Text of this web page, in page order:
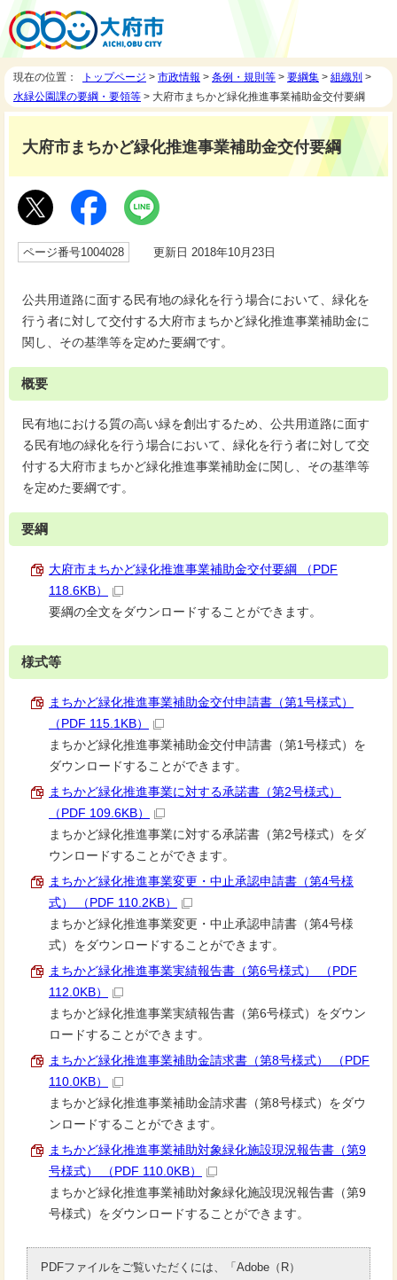
現在の位置： トップページ > 市政情報 > 条例・規則等 > 要綱集 > 組織別 >
水緑公園課の要綱・要領等 > 大府市まちかど緑化推進事業補助金交付要綱
大府市まちかど緑化推進事業補助金交付要綱
ページ番号1004028 更新日 2018年10月23日
公共用道路に面する民有地の緑化を行う場合において、緑化を
行う者に対して交付する大府市まちかど緑化推進事業補助金に
関し、その基準等を定めた要綱です。
概要
民有地における質の高い緑を創出するため、公共用道路に面す
る民有地の緑化を行う場合において、緑化を行う者に対して交
付する大府市まちかど緑化推進事業補助金に関し、その基準等
を定めた要綱です。
要綱
大府市まちかど緑化推進事業補助金交付要綱 （PDF
118.6KB）
要綱の全文をダウンロードすることができます。
様式等
まちかど緑化推進事業補助金交付申請書（第1号様式）
（PDF 115.1KB）
まちかど緑化推進事業補助金交付申請書（第1号様式）を
ダウンロードすることができます。
まちかど緑化推進事業に対する承諾書（第2号様式）
（PDF 109.6KB）
まちかど緑化推進事業に対する承諾書（第2号様式）をダ
ウンロードすることができます。
まちかど緑化推進事業変更・中止承認申請書（第4号様
式） （PDF 110.2KB）
まちかど緑化推進事業変更・中止承認申請書（第4号様
式）をダウンロードすることができます。
まちかど緑化推進事業実績報告書（第6号様式） （PDF
112.0KB）
まちかど緑化推進事業実績報告書（第6号様式）をダウン
ロードすることができます。
まちかど緑化推進事業補助金請求書（第8号様式） （PDF
110.0KB）
まちかど緑化推進事業補助金請求書（第8号様式）をダウ
ンロードすることができます。
まちかど緑化推進事業補助対象緑化施設現況報告書（第9
号様式） （PDF 110.0KB）
まちかど緑化推進事業補助対象緑化施設現況報告書（第9
号様式）をダウンロードすることができます。
PDFファイルをご覧いただくには、「Adobe（R）